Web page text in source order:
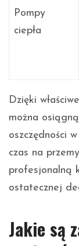
Pompy
ciepła
Dzięki
można
oszczędności
czas na
profesjonalną
ostatecznej
Jakie są